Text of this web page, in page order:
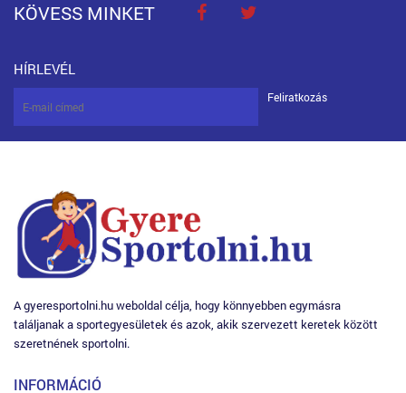
KÖVESS MINKET
HÍRLEVÉL
Feliratkozás
A gyeresportolni.hu weboldal célja, hogy könnyebben egymásra
találjanak a sportegyesületek és azok, akik szervezett keretek között
szeretnének sportolni.
INFORMÁCIÓ